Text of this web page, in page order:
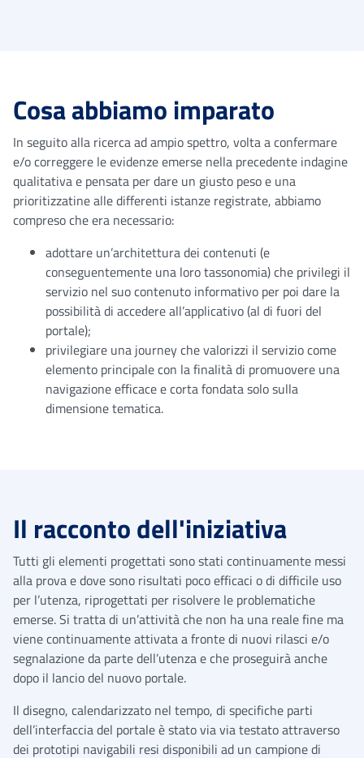
Cosa abbiamo imparato
In seguito alla ricerca ad ampio spettro, volta a confermare
e/o correggere le evidenze emerse nella precedente indagine
qualitativa e pensata per dare un giusto peso e una
prioritizzatine alle differenti istanze registrate, abbiamo
compreso che era necessario:
adottare un’architettura dei contenuti (e
conseguentemente una loro tassonomia) che privilegi il
servizio nel suo contenuto informativo per poi dare la
possibilità di accedere all’applicativo (al di fuori del
portale);
privilegiare una journey che valorizzi il servizio come
elemento principale con la finalità di promuovere una
navigazione efficace e corta fondata solo sulla
dimensione tematica.
Il racconto dell'iniziativa
Tutti gli elementi progettati sono stati continuamente messi
alla prova e dove sono risultati poco efficaci o di difficile uso
per l’utenza, riprogettati per risolvere le problematiche
emerse. Si tratta di un’attività che non ha una reale fine ma
viene continuamente attivata a fronte di nuovi rilasci e/o
segnalazione da parte dell’utenza e che proseguirà anche
dopo il lancio del nuovo portale.
Il disegno, calendarizzato nel tempo, di specifiche parti
dell’interfaccia del portale è stato via via testato attraverso
dei prototipi navigabili resi disponibili ad un campione di